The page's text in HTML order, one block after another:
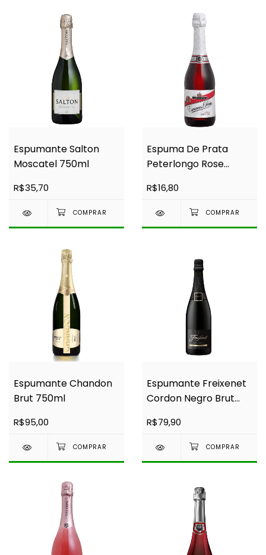
Espumante Salton
Moscatel 750ml
R$35,70
Espuma De Prata
Peterlongo Rose
R$16,80
Espumante Chandon
Brut 750ml
R$95,00
Espumante Freixenet
Cordon Negro Brut
R$79,90